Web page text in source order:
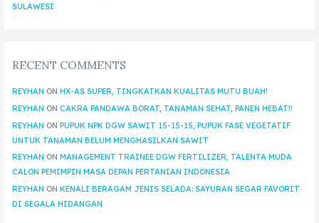
SULAWESI
RECENT COMMENTS
REYHAN ON HX-AS SUPER, TINGKATKAN KUALITAS MUTU BUAH!
REYHAN ON CAKRA PANDAWA BORAT, TANAMAN SEHAT, PANEN HEBAT!!
REYHAN ON PUPUK NPK DGW SAWIT 15-15-15, PUPUK FASE VEGETATIF
UNTUK TANAMAN BELUM MENGHASILKAN SAWIT
REYHAN ON MANAGEMENT TRAINEE DGW FERTILIZER, TALENTA MUDA
CALON PEMIMPIN MASA DEPAN PERTANIAN INDONESIA
REYHAN ON KENALI BERAGAM JENIS SELADA: SAYURAN SEGAR FAVORIT
DI SEGALA HIDANGAN